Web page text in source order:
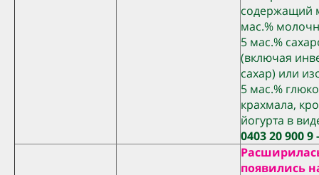
содержащий
мас.%
5 мас.%
(включая
сахар) или
5 мас.%
крахмала,
йогурта в
0403 20 900 9
появились